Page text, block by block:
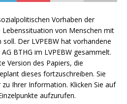
Vorhaben der
Lebenssituation von Menschen mit
Der LVPEBW hat vorhandene
BTHG im LVPEBW gesammelt.
Version des Papiers, die
dieses fortzuschreiben. Sie
Ihrer Information. Klicken Sie auf
aufzurufen.